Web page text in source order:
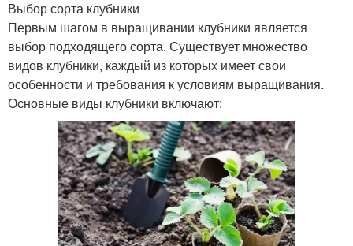
Выбор сорта клубники
Первым шагом в выращивании клубники является
выбор подходящего сорта. Существует множество
видов клубники, каждый из которых имеет свои
особенности и требования к условиям выращивания.
Основные виды клубники включают: